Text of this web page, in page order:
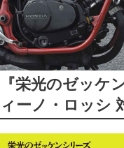
『栄光のゼッケ
ィーノ・ロッシ